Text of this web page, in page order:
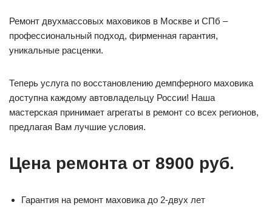
Ремонт двухмассовых маховиков в Москве и СПб –
профессиональный подход, фирменная гарантия,
уникальные расценки.
Теперь услуга по восстановлению демпферного маховика
доступна каждому автовладельцу России! Наша
мастерская принимает агрегаты в ремонт со всех регионов,
предлагая Вам лучшие условия.
Цена ремонта от 8900 руб.
Гарантия на ремонт маховика до 2-двух лет